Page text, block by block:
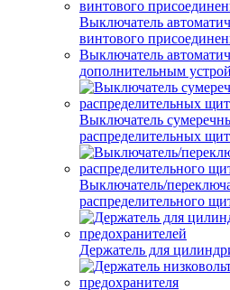
Выключатель
винтового
Выключатель
дополнительным
Выключатель
распределительных
Выключатель/
распределительного
Держатель для